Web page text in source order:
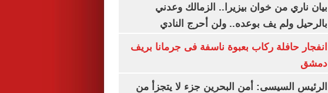
بيان ناري من خوان بيزيرا.. الزمالك وعدني
بالرحيل ولم يف بوعده.. ولن أحرج النادي
انفجار حافلة ركاب بعبوة ناسفة فى جرمانا بريف
دمشق
الرئيس السيسى: أمن البحرين جزء لا يتجزأ من